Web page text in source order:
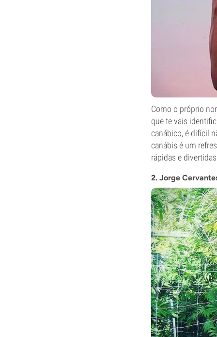
Como o próprio
que te vais
canábico, é difícil
canábis é um
rápidas e
2. Jorge